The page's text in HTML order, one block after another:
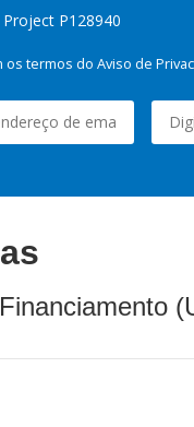
P128940
os termos do Aviso de